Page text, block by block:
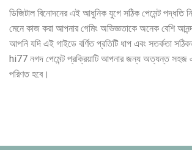
ডিজিটাল বিনোদনের এই আধুনিক যুগে সঠিক পেমেন্ট পদ্ধতি
মেনে কাজ করা আপনার গেমিং অভিজ্ঞতাকে অনেক বেশি
আপনি যদি এই গাইডে বর্ণিত প্রতিটি ধাপ এবং সতর্কতা
hi77 নগদ পেমেন্ট প্রক্রিয়াটি আপনার জন্য অত্যন্ত সহজ
পরিণত হবে।